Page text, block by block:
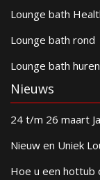
Lounge bath
Lounge bath rond
Lounge bath huren
Nieuws
24 t/m 26 maart
Nieuw en Uniek
Hoe u een hottub